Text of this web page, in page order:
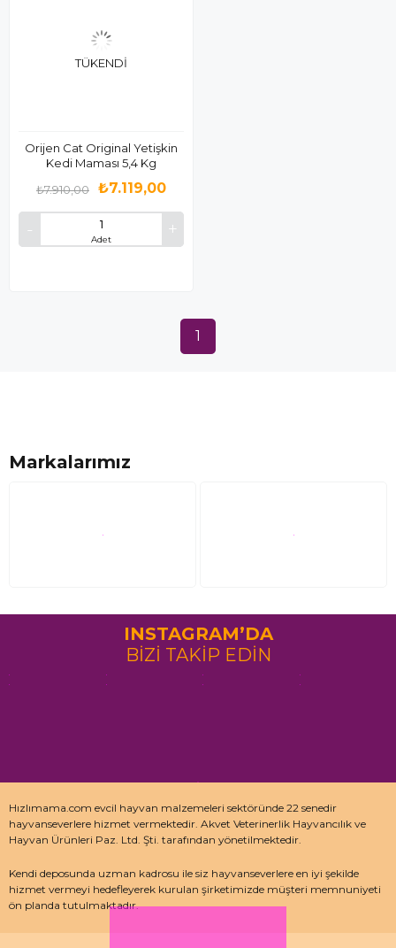
TÜKENDI
Orijen Cat Original Yetişkin
Kedi Maması 5,4 Kg
Adet
₺7.119,00
₺7.910,00
1
Markalarımız
INSTAGRAM’DA
BİZİ TAKİP EDİN
Hızlımama.com evcil hayvan malzemeleri sektöründe 22 senedir
hayvanseverlere hizmet vermektedir. Akvet Veterinerlik Hayvancılık ve
Hayvan Ürünleri Paz. Ltd. Şti. tarafından yönetilmektedir.
Kendi deposunda uzman kadrosu ile siz hayvanseverlere en iyi şekilde
hizmet vermeyi hedefleyerek kurulan şirketimizde müşteri memnuniyeti
ön planda tutulmaktadır.